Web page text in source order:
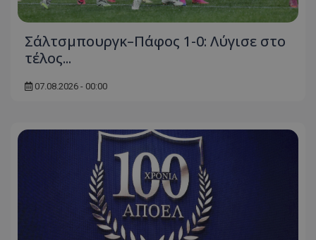
Σάλτσμπουργκ–Πάφος 1-0: Λύγισε στο
τέλος...
07.08.2026 - 00:00